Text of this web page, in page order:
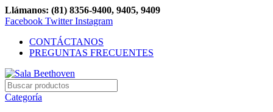
Llámanos: (81) 8356-9400, 9405, 9409
Facebook Twitter Instagram
CONTÁCTANOS
PREGUNTAS FRECUENTES
Categoría